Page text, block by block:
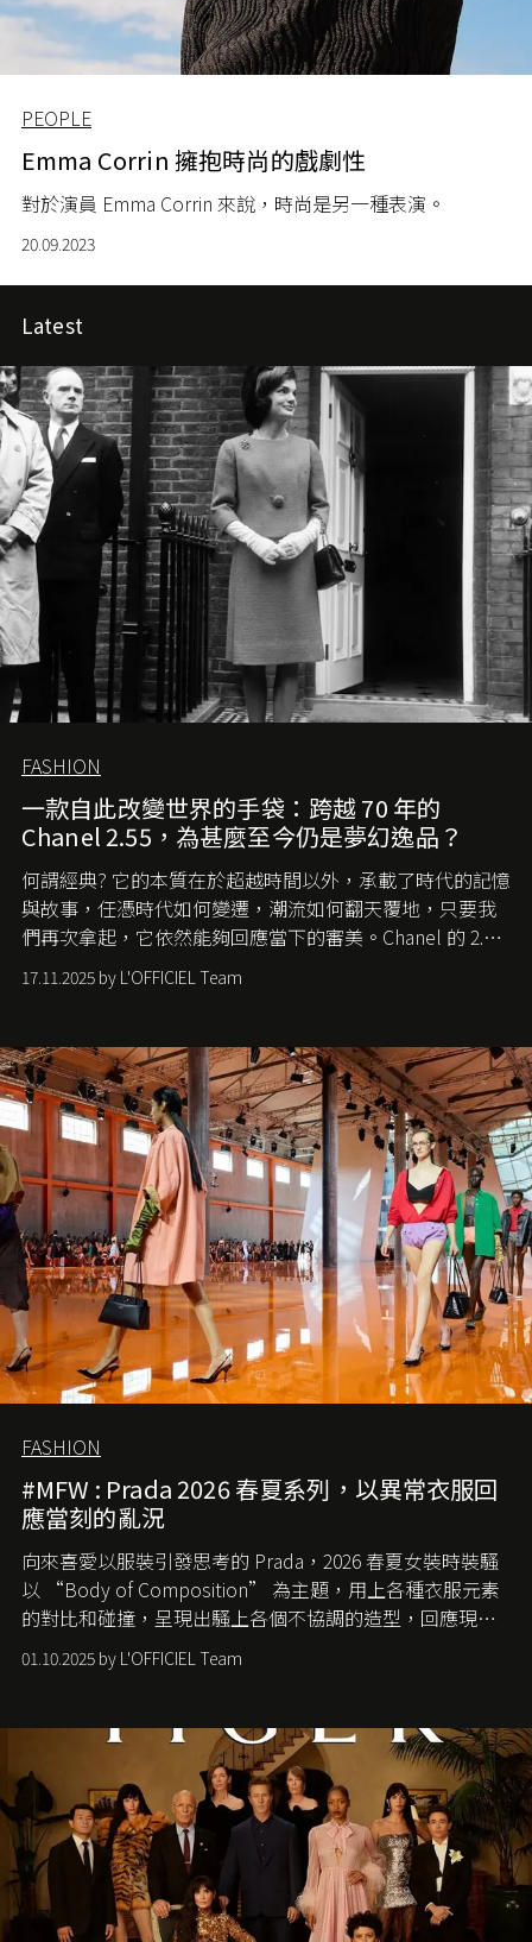
PEOPLE
Emma Corrin 擁抱時尚的戲劇性
對於演員 Emma Corrin 來說，時尚是另一種表演。
20.09.2023
Latest
FASHION
一款自此改變世界的手袋：跨越 70 年的
Chanel 2.55，為甚麼至今仍是夢幻逸品？
何謂經典? 它的本質在於超越時間以外，承載了時代的記憶
與故事，任憑時代如何變遷，潮流如何翻天覆地，只要我
們再次拿起，它依然能夠回應當下的審美。Chanel 的 2.55
手袋更是這樣存在，自問世至今，一直有着舉足輕重的地
位。如果說每個女生的第一個夢想手袋是 Chanel，那 2.55
愛它的雋永與優雅。那麼這個手袋是怎麼誕生的呢？又為
甚麼取名叫 2.55 ？今天就由《L'Officiel HK》帶你穿越流金
歲月，回顧 2.55 的誕生故事。
17.11.2025 by L'OFFICIEL Team
FASHION
#MFW : Prada 2026 春夏系列，以異常衣服回
應當刻的亂況
向來喜愛以服裝引發思考的 Prada，2026 春夏女裝時裝騷
以 “Body of Composition” 為主題，用上各種衣服元素
的對比和碰撞，呈現出騷上各個不協調的造型，回應現今
社會各種資訊、文化超載的現象。
01.10.2025 by L'OFFICIEL Team